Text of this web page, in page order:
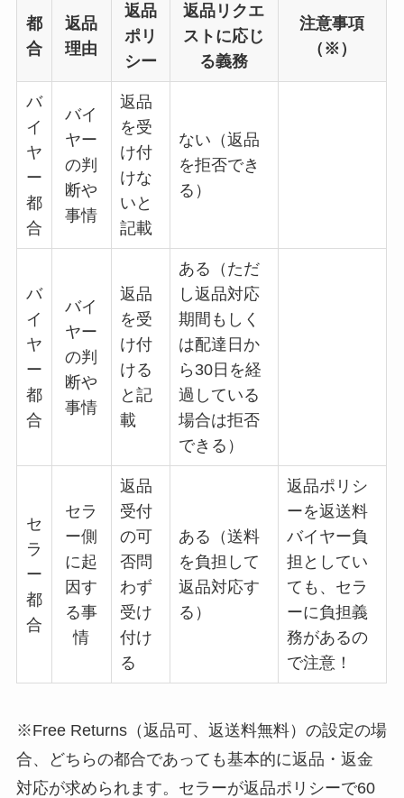
都
合
返品
理由
返品
ポリ
シー
返品リクエ
ストに応じ
る義務
注意事項
（※）
バ
イ
ヤ
ー
都
合
バイ
ヤー
の判
断や
事情
返品
を受
け付
けな
いと
記載
ない（返品
を拒否でき
る）
バ
イ
ヤ
ー
都
合
バイ
ヤー
の判
断や
事情
返品
を受
け付
ける
と記
載
ある（ただ
し返品対応
期間もしく
は配達日か
ら30日を経
過している
場合は拒否
できる）
セ
ラ
ー
都
合
セラ
ー側
に起
因す
る事
情
返品
受付
の可
否問
わず
受け
付け
る
ある（送料
を負担して
返品対応す
る）
返品ポリシ
ーを返送料
バイヤー負
担としてい
ても、セラ
ーに負担義
務があるの
で注意！
※Free Returns（返品可、返送料無料）の設定の場
合、どちらの都合であっても基本的に返品・返金
対応が求められます。セラーが返品ポリシーで60